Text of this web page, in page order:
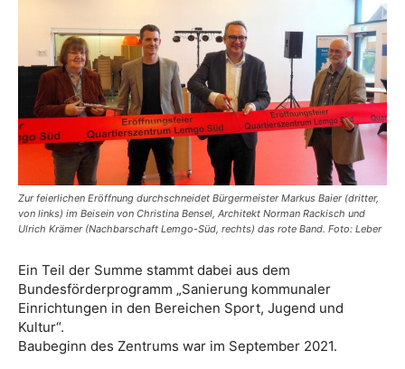
Zur feierlichen Eröffnung durchschneidet Bürgermeister Markus Baier (dritter,
von links) im Beisein von Christina Bensel, Architekt Norman Rackisch und
Ulrich Krämer (Nachbarschaft Lemgo-Süd, rechts) das rote Band. Foto: Leber
Ein Teil der Summe stammt dabei aus dem
Bundesförderprogramm „Sanierung kommunaler
Einrichtungen in den Bereichen Sport, Jugend und
Kultur“.
Baubeginn des Zentrums war im September 2021.